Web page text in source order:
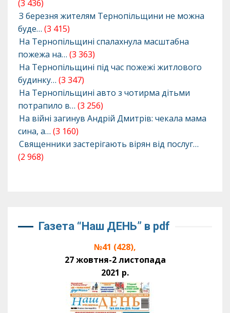
(3 436)
З березня жителям Тернопільщини не можна
буде… (3 415)
На Тернопільщині спалахнула масштабна
пожежа на… (3 363)
На Тернопільщині під час пожежі житлового
будинку… (3 347)
На Тернопільщині авто з чотирма дітьми
потрапило в… (3 256)
На війні загинув Андрій Дмитрів: чекала мама
сина, а… (3 160)
Священники застерігають вірян від послуг…
(2 968)
Газета “Наш ДЕНЬ” в pdf
№41 (428),
27 жовтня-2 листопада
2021 р.